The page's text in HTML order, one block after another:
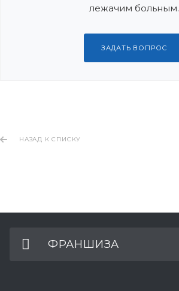
лежачим больным.
ЗАДАТЬ ВОПРОС
НАЗАД К СПИСКУ
ФРАНШИЗА